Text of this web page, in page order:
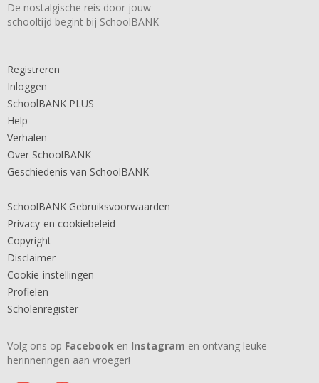
De nostalgische reis door jouw
schooltijd begint bij SchoolBANK
Registreren
Inloggen
SchoolBANK PLUS
Help
Verhalen
Over SchoolBANK
Geschiedenis van SchoolBANK
SchoolBANK Gebruiksvoorwaarden
Privacy-en cookiebeleid
Copyright
Disclaimer
Cookie-instellingen
Profielen
Scholenregister
Volg ons op Facebook en Instagram en ontvang leuke
herinneringen aan vroeger!